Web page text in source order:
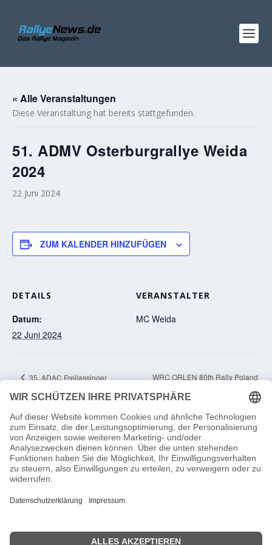
« Alle Veranstaltungen
Diese Veranstaltung hat bereits stattgefunden.
51. ADMV Osterburgrallye Weida
2024
22 Juni 2024
ZUM KALENDER HINZUFÜGEN
DETAILS
Datum:
22 Juni 2024
VERANSTALTER
MC Weida
35. ADAC Freilassinger
Rallyesprint 2024
WRC ORLEN 80th Rally Poland
2024